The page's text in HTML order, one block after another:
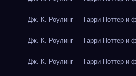
Дж. К. Роулинг — Гарри Поттер и
Дж. К. Роулинг — Гарри Поттер и
Дж. К. Роулинг — Гарри Поттер и